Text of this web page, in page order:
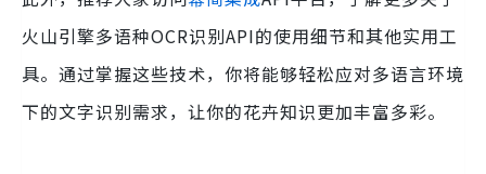
火山引擎多语种OCR识别API的使用细节和其他实用工
具。通过掌握这些技术，你将能够轻松应对多语言环境
下的文字识别需求，让你的花卉知识更加丰富多彩。